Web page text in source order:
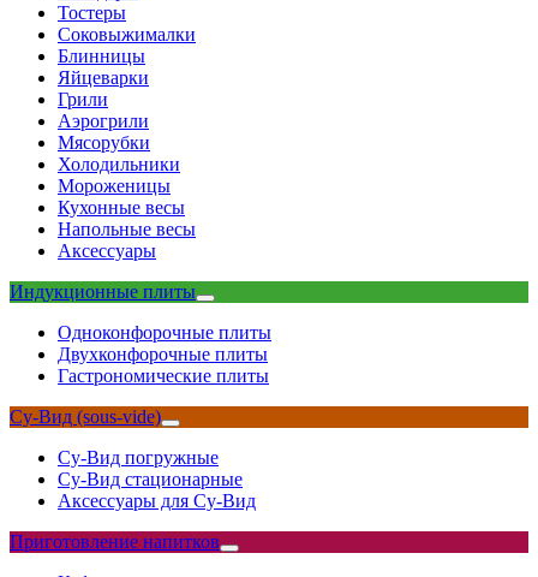
Тостеры
Соковыжималки
Блинницы
Яйцеварки
Грили
Аэрогрили
Мясорубки
Холодильники
Мороженицы
Кухонные весы
Напольные весы
Аксессуары
Индукционные плиты
Одноконфорочные плиты
Двухконфорочные плиты
Гастрономические плиты
Су-Вид (sous-vide)
Су-Вид погружные
Су-Вид стационарные
Аксессуары для Су-Вид
Приготовление напитков